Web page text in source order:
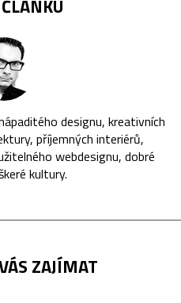
designu, kreativních
příjemných interiérů,
webdesignu, dobré
kultury.
ZAJÍMAT